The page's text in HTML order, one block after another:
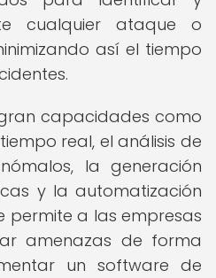
cualquier ataque o
así el tiempo
capacidades como
real, el análisis de
la generación
y la automatización
permite a las empresas
amenazas de forma
un software de